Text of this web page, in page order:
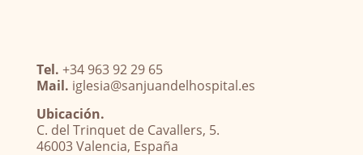
Tel. +34 963 92 29 65
Mail. iglesia@sanjuandelhospital.es
Ubicación.
C. del Trinquet de Cavallers, 5.
46003 Valencia, España